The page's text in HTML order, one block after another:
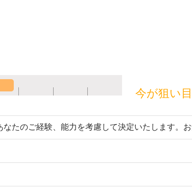
今が狙い目
たのご経験、能力を考慮して決定いたします。お